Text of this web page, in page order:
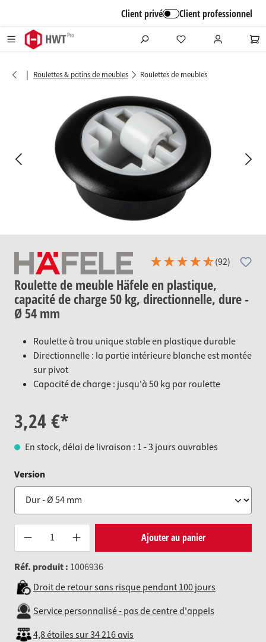
Client privé Client professionnel
| Roulettes & patins de meubles Roulettes de meubles
Bildergalerie überspringen
Roulette de meuble Häfele en plastique,
capacité de charge 50 kg, directionnelle, dure -
Ø 54 mm
(92)
Roulette à trou unique stable en plastique durable
Directionnelle : la partie intérieure blanche est montée
sur pivot
Capacité de charge : jusqu'à 50 kg par roulette
3,24 €*
En stock, délai de livraison : 1 - 3 jours ouvrables
Versionauswählen
Produkt Anzahl: Gib den
Ajouter au panier
Réf. produit : 1006936
Droit de retour sans risque pendant 100 jours
Service personnalisé - pas de centre d'appels
4,8 étoiles sur 34 216 avis